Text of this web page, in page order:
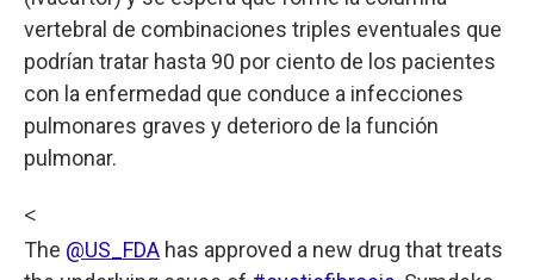
vertebral de combinaciones triples eventuales que
podrían tratar hasta 90 por ciento de los pacientes
con la enfermedad que conduce a infecciones
pulmonares graves y deterioro de la función
pulmonar.
<
The @US_FDA has approved a new drug that treats